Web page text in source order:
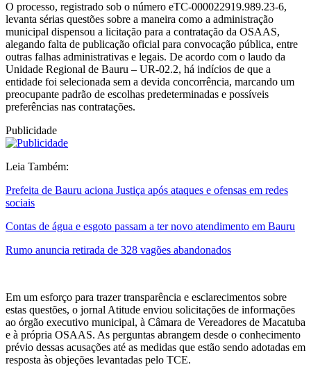
O processo, registrado sob o número eTC-000022919.989.23-6,
levanta sérias questões sobre a maneira como a administração
municipal dispensou a licitação para a contratação da OSAAS,
alegando falta de publicação oficial para convocação pública, entre
outras falhas administrativas e legais. De acordo com o laudo da
Unidade Regional de Bauru – UR-02.2, há indícios de que a
entidade foi selecionada sem a devida concorrência, marcando um
preocupante padrão de escolhas predeterminadas e possíveis
preferências nas contratações.
Publicidade
Leia Também:
Prefeita de Bauru aciona Justiça após ataques e ofensas em redes
sociais
Contas de água e esgoto passam a ter novo atendimento em Bauru
Rumo anuncia retirada de 328 vagões abandonados
Em um esforço para trazer transparência e esclarecimentos sobre
estas questões, o jornal Atitude enviou solicitações de informações
ao órgão executivo municipal, à Câmara de Vereadores de Macatuba
e à própria OSAAS. As perguntas abrangem desde o conhecimento
prévio dessas acusações até as medidas que estão sendo adotadas em
resposta às objeções levantadas pelo TCE.